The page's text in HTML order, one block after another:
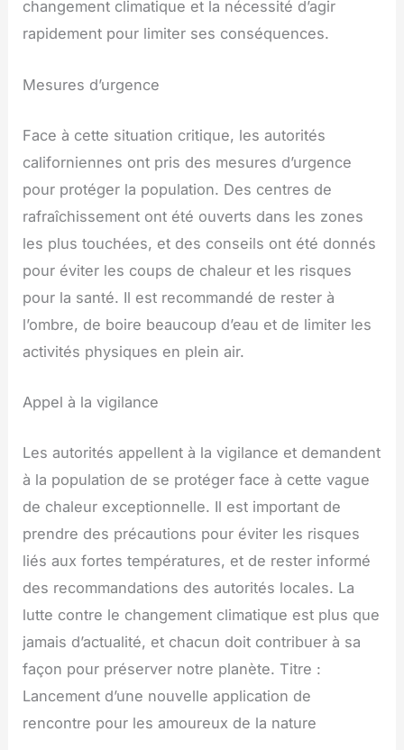
changement climatique et la nécessité d’agir
rapidement pour limiter ses conséquences.
Mesures d’urgence
Face à cette situation critique, les autorités
californiennes ont pris des mesures d’urgence
pour protéger la population. Des centres de
rafraîchissement ont été ouverts dans les zones
les plus touchées, et des conseils ont été donnés
pour éviter les coups de chaleur et les risques
pour la santé. Il est recommandé de rester à
l’ombre, de boire beaucoup d’eau et de limiter les
activités physiques en plein air.
Appel à la vigilance
Les autorités appellent à la vigilance et demandent
à la population de se protéger face à cette vague
de chaleur exceptionnelle. Il est important de
prendre des précautions pour éviter les risques
liés aux fortes températures, et de rester informé
des recommandations des autorités locales. La
lutte contre le changement climatique est plus que
jamais d’actualité, et chacun doit contribuer à sa
façon pour préserver notre planète. Titre :
Lancement d’une nouvelle application de
rencontre pour les amoureux de la nature